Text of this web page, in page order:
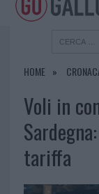
HOME
Voli in
tariffa